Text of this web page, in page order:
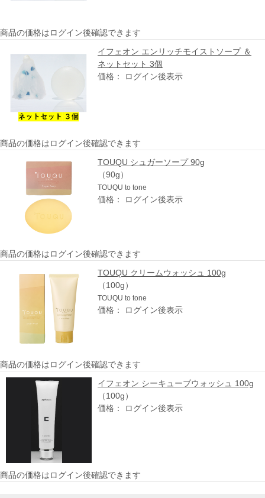
商品の価格はログイン後確認できます
イフェオン エンリッチモイストソープ ＆
ネットセット 3個
価格： ログイン後表示
商品の価格はログイン後確認できます
TOUQU シュガーソープ 90g
（90g）
TOUQU to tone
価格： ログイン後表示
商品の価格はログイン後確認できます
TOUQU クリームウォッシュ 100g
（100g）
TOUQU to tone
価格： ログイン後表示
商品の価格はログイン後確認できます
イフェオン シーキューブウォッシュ 100g
（100g）
価格： ログイン後表示
商品の価格はログイン後確認できます